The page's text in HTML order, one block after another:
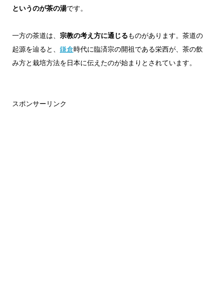
というのが茶の湯です。
一方の茶道は、 宗教の考え方に通じるものがあります。茶道の
起源を辿ると、 鎌倉時代に臨済宗の開祖である栄西が、茶の飲
み方と栽培方法を日本に伝えたのが始まりとされています。
スポンサーリンク